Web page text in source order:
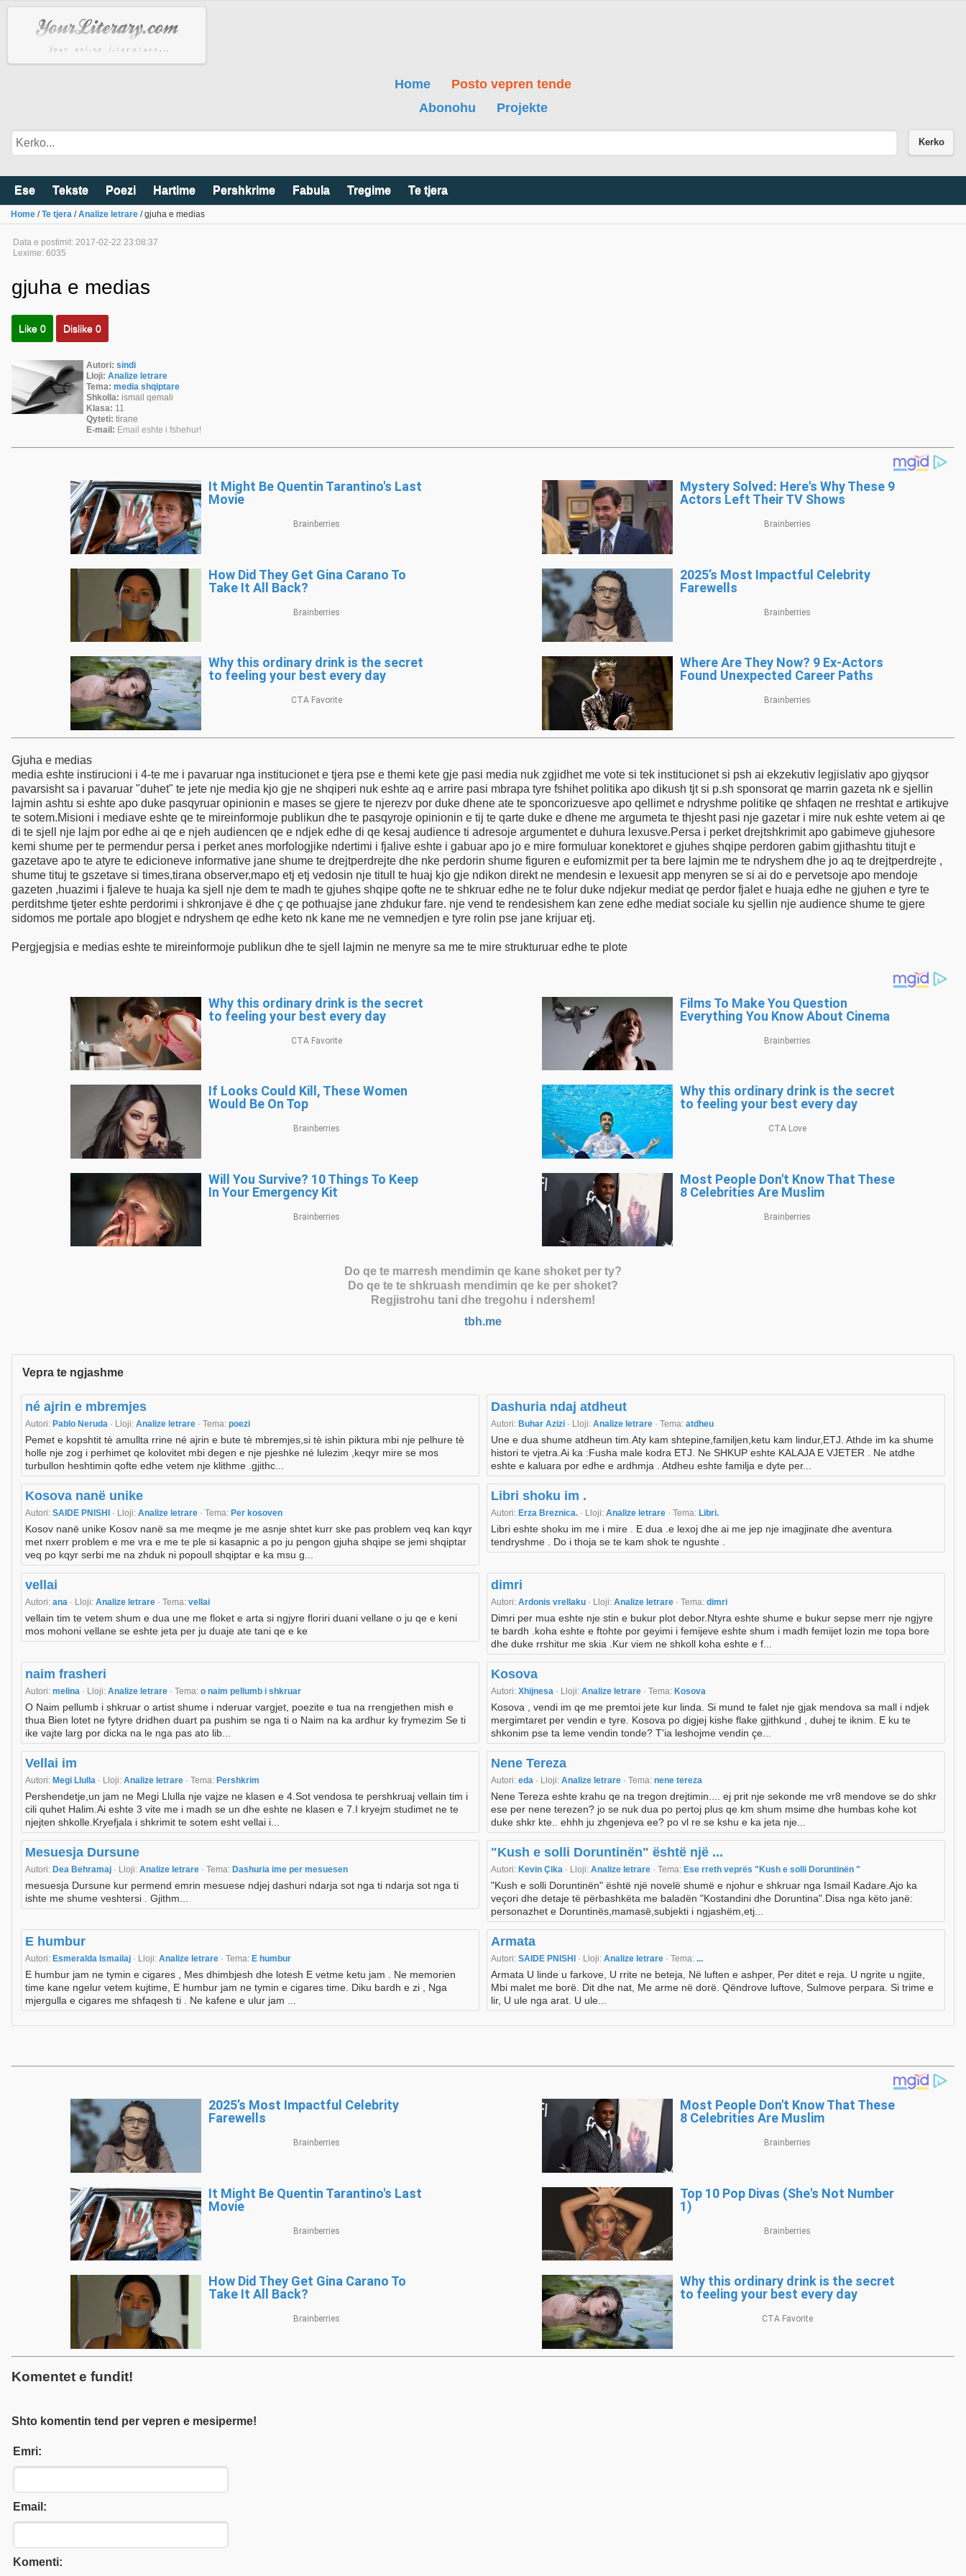
Home
Posto vepren tende
Abonohu
Projekte
Kerko
Ese Tekste Poezi Hartime Pershkrime Fabula Tregime Te tjera
Home /Te tjera /Analize letrare / gjuha e medias
Data e postimit: 2017-02-22 23:08:37
Lexime: 6035
gjuha e medias
Like 0 Dislike 0
Autori: sindi
Lloji: Analize letrare
Tema: media shqiptare
Shkolla: ismail qemali
Klasa: 11
Qyteti: tirane
E-mail: Email eshte i fshehur!
Gjuha e medias
media eshte instirucioni i 4-te me i pavaruar nga institucionet e tjera pse e themi kete gje pasi media nuk zgjidhet me vote si tek institucionet si psh ai ekzekutiv legjislativ apo gjyqsor
pavarsisht sa i pavaruar "duhet" te jete nje media kjo gje ne shqiperi nuk eshte aq e arrire pasi mbrapa tyre fshihet politika apo dikush tjt si p.sh sponsorat qe marrin gazeta nk e sjellin
lajmin ashtu si eshte apo duke pasqyruar opinionin e mases se gjere te njerezv por duke dhene ate te sponcorizuesve apo qellimet e ndryshme politike qe shfaqen ne rreshtat e artikujve
te sotem.Misioni i mediave eshte qe te mireinformoje publikun dhe te pasqyroje opinionin e tij te qarte duke e dhene me argumeta te thjesht pasi nje gazetar i mire nuk eshte vetem ai qe
di te sjell nje lajm por edhe ai qe e njeh audiencen qe e ndjek edhe di qe kesaj audience ti adresoje argumentet e duhura lexusve.Persa i perket drejtshkrimit apo gabimeve gjuhesore
kemi shume per te permendur persa i perket anes morfologjike ndertimi i fjalive eshte i gabuar apo jo e mire formuluar konektoret e gjuhes shqipe perdoren gabim gjithashtu titujt e
gazetave apo te atyre te edicioneve informative jane shume te drejtperdrejte dhe nke perdorin shume figuren e eufomizmit per ta bere lajmin me te ndryshem dhe jo aq te drejtperdrejte ,
shume tituj te gszetave si times,tirana observer,mapo etj etj vedosin nje titull te huaj kjo gje ndikon direkt ne mendesin e lexuesit app menyren se si ai do e pervetsoje apo mendoje
gazeten ,huazimi i fjaleve te huaja ka sjell nje dem te madh te gjuhes shqipe qofte ne te shkruar edhe ne te folur duke ndjekur mediat qe perdor fjalet e huaja edhe ne gjuhen e tyre te
perditshme tjeter eshte perdorimi i shkronjave ë dhe ç qe pothuajse jane zhdukur fare. nje vend te rendesishem kan zene edhe mediat sociale ku sjellin nje audience shume te gjere
sidomos me portale apo blogjet e ndryshem qe edhe keto nk kane me ne vemnedjen e tyre rolin pse jane krijuar etj.
Pergjegjsia e medias eshte te mireinformoje publikun dhe te sjell lajmin ne menyre sa me te mire strukturuar edhe te plote
Do qe te marresh mendimin qe kane shoket per ty?
Do qe te te shkruash mendimin qe ke per shoket?
Regjistrohu tani dhe tregohu i ndershem!
tbh.me
Vepra te ngjashme
né ajrin e mbremjes
Autori: Pablo Neruda · Lloji: Analize letrare · Tema: poezi
Pemet e kopshtit tè amullta rrine né ajrin e bute tè mbremjes,si tè ishin piktura mbi nje pelhure tè
holle nje zog i perhimet qe kolovitet mbi degen e nje pjeshke né lulezim ,keqyr mire se mos
turbullon heshtimin qofte edhe vetem nje klithme .gjithc...
Dashuria ndaj atdheut
Autori: Buhar Azizi · Lloji: Analize letrare · Tema: atdheu
Une e dua shume atdheun tim.Aty kam shtepine,familjen,ketu kam lindur,ETJ. Athde im ka shume
histori te vjetra.Ai ka :Fusha male kodra ETJ. Ne SHKUP eshte KALAJA E VJETER . Ne atdhe
eshte e kaluara por edhe e ardhmja . Atdheu eshte familja e dyte per...
Kosova nanë unike
Autori: SAIDE PNISHI · Lloji: Analize letrare · Tema: Per kosoven
Kosov nanë unike Kosov nanë sa me meqme je me asnje shtet kurr ske pas problem veq kan kqyr
met nxerr problem e me vra e me te ple si kasapnic a po ju pengon gjuha shqipe se jemi shqiptar
veq po kqyr serbi me na zhduk ni popoull shqiptar e ka msu g...
Libri shoku im .
Autori: Erza Breznica. · Lloji: Analize letrare · Tema: Libri.
Libri eshte shoku im me i mire . E dua .e lexoj dhe ai me jep nje imagjinate dhe aventura
tendryshme . Do i thoja se te kam shok te ngushte .
vellai
Autori: ana · Lloji: Analize letrare · Tema: vellai
vellain tim te vetem shum e dua une me floket e arta si ngjyre floriri duani vellane o ju qe e keni
mos mohoni vellane se eshte jeta per ju duaje ate tani qe e ke
dimri
Autori: Ardonis vrellaku · Lloji: Analize letrare · Tema: dimri
Dimri per mua eshte nje stin e bukur plot debor.Ntyra eshte shume e bukur sepse merr nje ngjyre
te bardh .koha eshte e ftohte por geyimi i femijeve eshte shum i madh femijet lozin me topa bore
dhe duke rrshitur me skia .Kur viem ne shkoll koha eshte e f...
naim frasheri
Autori: melina · Lloji: Analize letrare · Tema: o naim pellumb i shkruar
O Naim pellumb i shkruar o artist shume i nderuar vargjet, poezite e tua na rrengjethen mish e
thua Bien lotet ne fytyre dridhen duart pa pushim se nga ti o Naim na ka ardhur ky frymezim Se ti
ike vajte larg por dicka na le nga pas ato lib...
Kosova
Autori: Xhijnesa · Lloji: Analize letrare · Tema: Kosova
Kosova , vendi im qe me premtoi jete kur linda. Si mund te falet nje gjak mendova sa mall i ndjek
mergimtaret per vendin e tyre. Kosova po digjej kishe flake gjithkund , duhej te iknim. E ku te
shkonim pse ta leme vendin tonde? T'ia leshojme vendin çe...
Vellai im
Autori: Megi Llulla · Lloji: Analize letrare · Tema: Pershkrim
Pershendetje,un jam ne Megi Llulla nje vajze ne klasen e 4.Sot vendosa te pershkruaj vellain tim i
cili quhet Halim.Ai eshte 3 vite me i madh se un dhe eshte ne klasen e 7.I kryejm studimet ne te
njejten shkolle.Kryefjala i shkrimit te sotem esht vellai i...
Nene Tereza
Autori: eda · Lloji: Analize letrare · Tema: nene tereza
Nene Tereza eshte krahu qe na tregon drejtimin.... ej prit nje sekonde me vr8 mendove se do shkr
ese per nene terezen? jo se nuk dua po pertoj plus qe km shum msime dhe humbas kohe kot
duke shkr kte.. ehhh ju zhgenjeva ee? po vl re se kshu e ka jeta nje...
Mesuesja Dursune
Autori: Dea Behramaj · Lloji: Analize letrare · Tema: Dashuria ime per mesuesen
mesuesja Dursune kur permend emrin mesuese ndjej dashuri ndarja sot nga ti ndarja sot nga ti
ishte me shume veshtersi . Gjithm...
"Kush e solli Doruntinën" është një ...
Autori: Kevin Çika · Lloji: Analize letrare · Tema: Ese rreth veprës "Kush e solli Doruntinën "
"Kush e solli Doruntinën" është një novelë shumë e njohur e shkruar nga Ismail Kadare.Ajo ka
veçori dhe detaje të përbashkëta me baladën "Kostandini dhe Doruntina".Disa nga këto janë:
personazhet e Doruntinës,mamasë,subjekti i ngjashëm,etj...
E humbur
Autori: Esmeralda Ismailaj · Lloji: Analize letrare · Tema: E humbur
E humbur jam ne tymin e cigares , Mes dhimbjesh dhe lotesh E vetme ketu jam . Ne memorien
time kane ngelur vetem kujtime, E humbur jam ne tymin e cigares time. Diku bardh e zi , Nga
mjergulla e cigares me shfaqesh ti . Ne kafene e ulur jam ...
Armata
Autori: SAIDE PNISHI · Lloji: Analize letrare · Tema: ...
Armata U linde u farkove, U rrite ne beteja, Në luften e ashper, Per ditet e reja. U ngrite u ngjite,
Mbi malet me borë. Dit dhe nat, Me arme në dorë. Qëndrove luftove, Sulmove perpara. Si trime e
lir, U ule nga arat. U ule...
Komentet e fundit!
Shto komentin tend per vepren e mesiperme!
Emri:
Email:
Komenti: